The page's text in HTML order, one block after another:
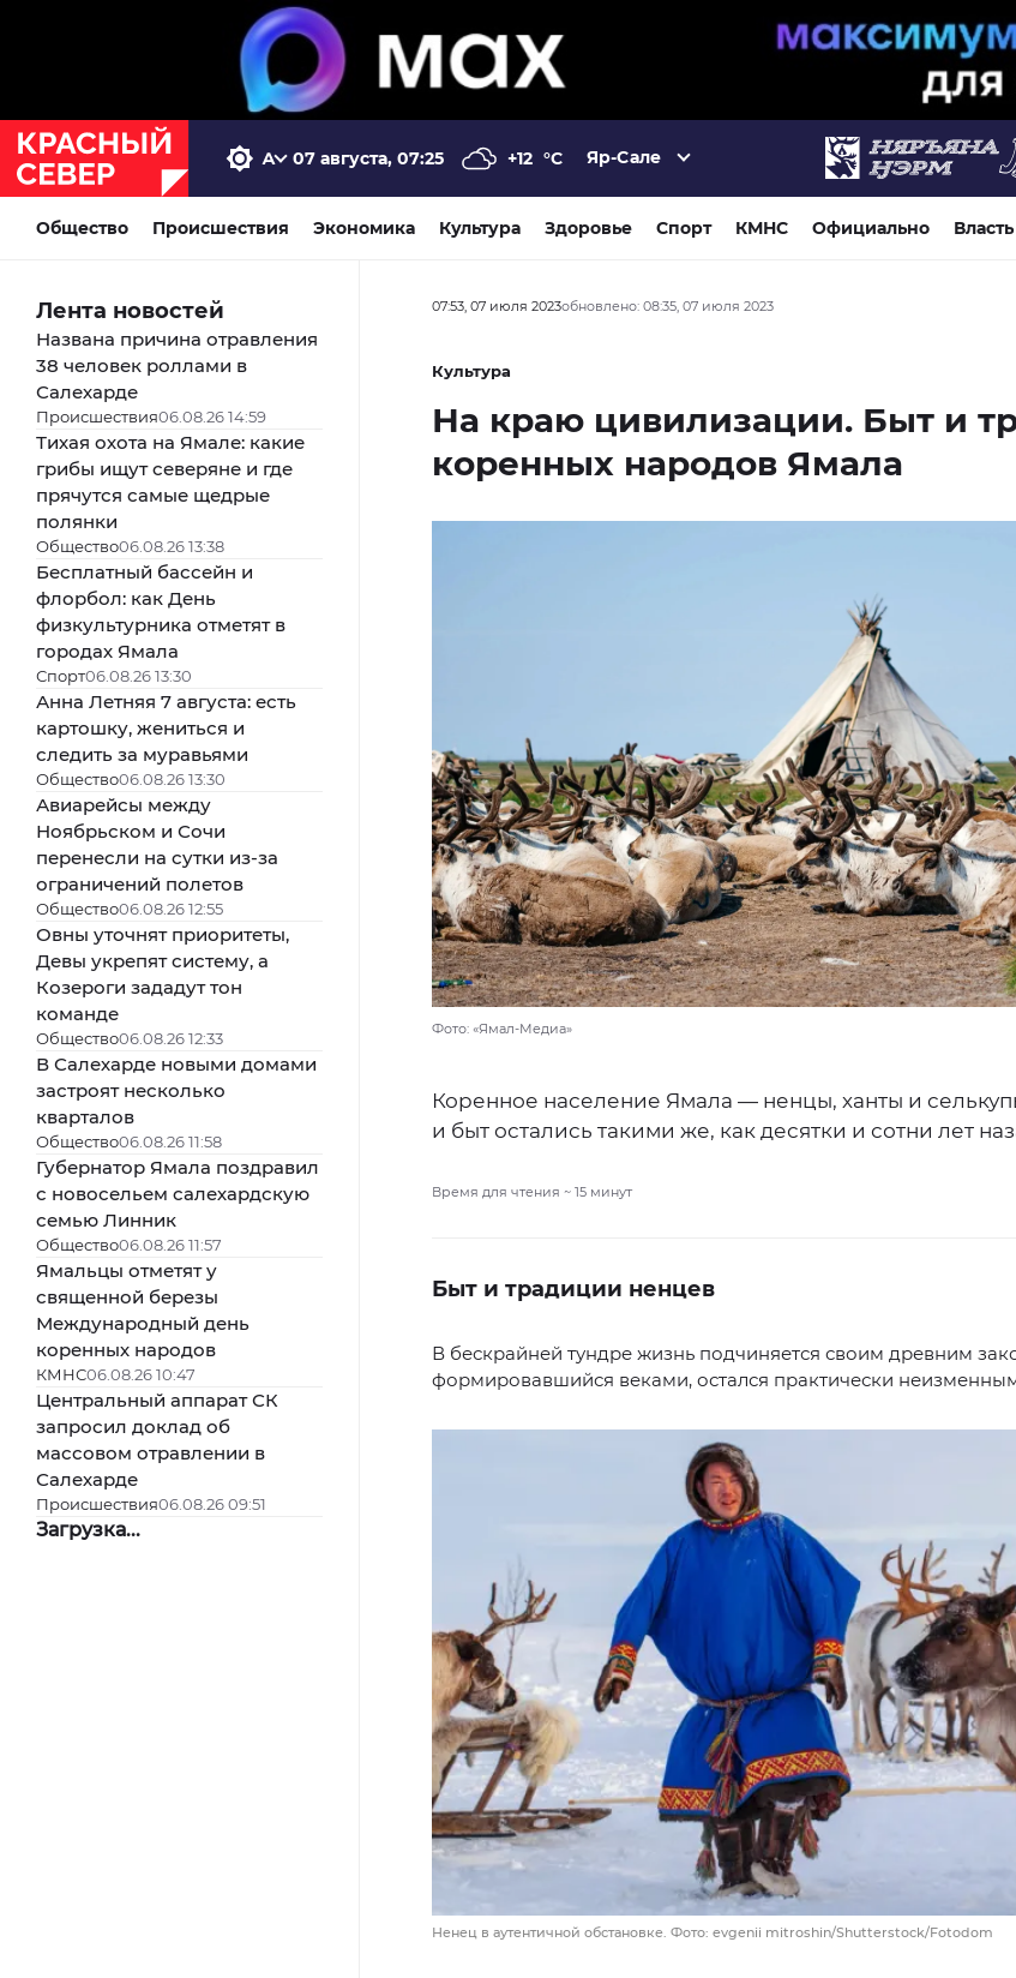
07 августа, 07:25 +12 °C Яр-Сале
Общество Происшествия Экономика Культура Здоровье Спорт КМНС Официально Власть
Лента новостей
Названа причина отравления
38 человек роллами в
Салехарде
Происшествия06.08.26 14:59
Тихая охота на Ямале: какие
грибы ищут северяне и где
прячутся самые щедрые
полянки
Общество06.08.26 13:38
Бесплатный бассейн и
флорбол: как День
физкультурника отметят в
городах Ямала
Спорт06.08.26 13:30
Анна Летняя 7 августа: есть
картошку, жениться и
следить за муравьями
Общество06.08.26 13:30
Авиарейсы между
Ноябрьском и Сочи
перенесли на сутки из-за
ограничений полетов
Общество06.08.26 12:55
Овны уточнят приоритеты,
Девы укрепят систему, а
Козероги зададут тон
команде
Общество06.08.26 12:33
В Салехарде новыми домами
застроят несколько
кварталов
Общество06.08.26 11:58
Губернатор Ямала поздравил
с новосельем салехардскую
семью Линник
Общество06.08.26 11:57
Ямальцы отметят у
священной березы
Международный день
коренных народов
КМНС06.08.26 10:47
Центральный аппарат СК
запросил доклад об
массовом отравлении в
Салехарде
Происшествия06.08.26 09:51
Загрузка...
07:53, 07 июля 2023обновлено: 08:35, 07 июля 2023
Культура
На краю цивилизации. Быт и
коренных народов Ямала
Фото: «Ямал-Медиа»
Коренное население Ямала — ненцы, ханты и
и быт остались такими же, как десятки и сотни лет
Время для чтения ~ 15 минут
Быт и традиции ненцев
В бескрайней тундре жизнь подчиняется своим древним
формировавшийся веками, остался практически
Ненец в аутентичной обстановке. Фото: evgenii mitroshin/Shutterstock/Fotodom